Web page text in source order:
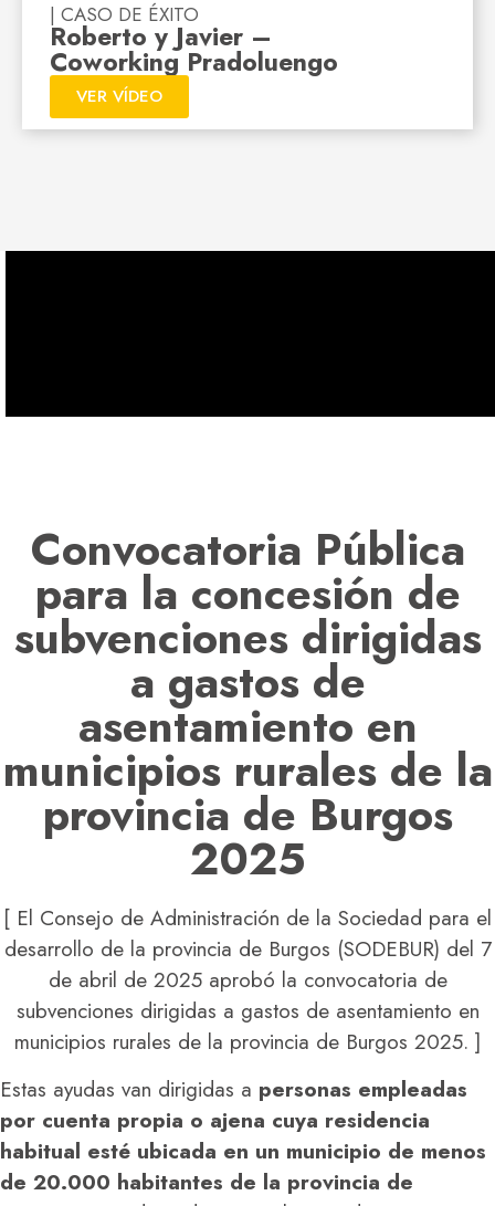
| CASO DE ÉXITO
Roberto y Javier –
Coworking Pradoluengo
VER VÍDEO
Convocatoria Pública
para la concesión de
subvenciones dirigidas
a gastos de
asentamiento en
municipios rurales de la
provincia de Burgos
2025
[ El Consejo de Administración de la Sociedad para el
desarrollo de la provincia de Burgos (SODEBUR) del 7
de abril de 2025 aprobó la convocatoria de
subvenciones dirigidas a gastos de asentamiento en
municipios rurales de la provincia de Burgos 2025. ]
Estas ayudas van dirigidas a personas empleadas
por cuenta propia o ajena cuya residencia
habitual esté ubicada en un municipio de menos
de 20.000 habitantes de la provincia de